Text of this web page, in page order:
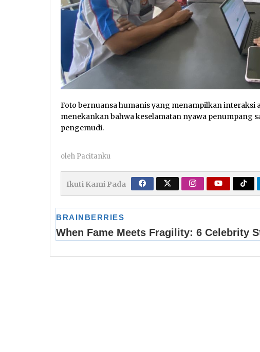
Foto bernuansa humanis yang menampilkan interaksi
menekankan bahwa keselamatan nyawa penumpang
pengemudi.
oleh Pacitanku
Ikuti Kami Pada